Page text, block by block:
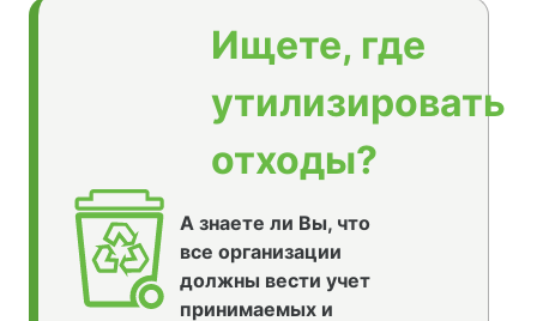
Ищете, где
утилизировать
отходы?
А знаете ли Вы, что
все организации
должны вести учет
принимаемых и